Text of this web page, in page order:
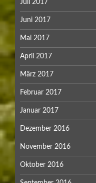
Juli 2017
Juni 2017
Mai 2017
April 2017
März 2017
Februar 2017
Januar 2017
Dezember 2016
November 2016
Oktober 2016